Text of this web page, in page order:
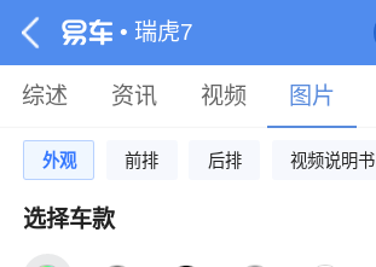
• 瑞虎7
综述 资讯 视频 图片
外观 前排 后排 视频说明书
选择车款